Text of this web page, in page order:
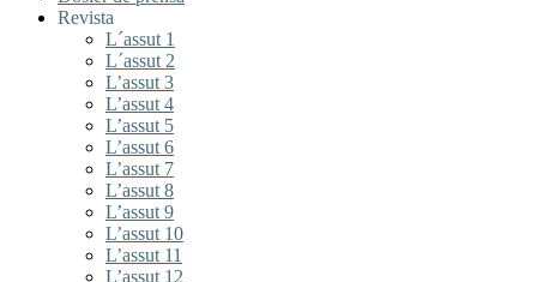
Revista
L´assut 1
L´assut 2
L’assut 3
L’assut 4
L’assut 5
L’assut 6
L’assut 7
L’assut 8
L’assut 9
L’assut 10
L’assut 11
L’assut 12